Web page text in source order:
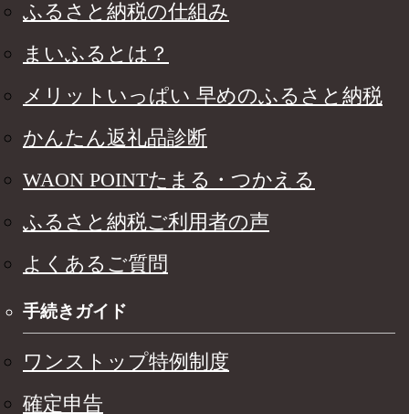
ふるさと納税の仕組み
まいふるとは？
メリットいっぱい 早めのふるさと納税
かんたん返礼品診断
WAON POINTたまる・つかえる
ふるさと納税ご利用者の声
よくあるご質問
手続きガイド
ワンストップ特例制度
確定申告